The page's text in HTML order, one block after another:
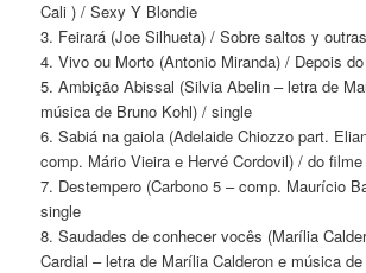
Cali ) / Sexy Y Blondie
3. Feirará (Joe Silhueta) / Sobre saltos y
4. Vivo ou Morto (Antonio Miranda) / Depois
5. Ambição Abissal (Silvia Abelin – letra de
música de Bruno Kohl) / single
6. Sabiá na gaiola (Adelaide Chiozzo part.
comp. Mário Vieira e Hervé Cordovil) / do
7. Destempero (Carbono 5 – comp. Maurício
single
8. Saudades de conhecer vocês (Marília
Cardial – letra de Marília Calderon e música